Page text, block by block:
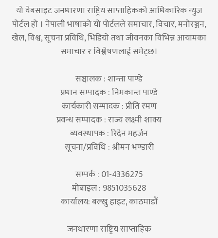
यो वेबसाइट जनधारणा राष्ट्रिय साप्ताहिकको आधिकारिक न्युज
पोर्टल हो । नेपाली भाषाको यो पोर्टलले समाचार, विचार, मनोरञ्जन,
खेल, विश्व, सूचना प्रविधि, भिडियो तथा जीवनका विभिन्न आयामका
समाचार र विश्लेषणलाई समेट्छ।
सञ्चालक : शान्ता पाण्डे
प्रधान सम्पादक : निमकान्त पाण्डे
कार्यकारी सम्पादक : प्रीति रमण
प्रवन्ध सम्पादक : राज्य लक्ष्मी शाक्य
ब्यवस्थापक : रिदेन महर्जन
सूचना/प्रविधि : श्रीमन भण्डारी
सम्पर्क : 01-4336275
मोबाइल : 9851035628
कार्यालय: बल्खु हाइट, काठमाडौं
जनधारणा राष्ट्रिय साप्ताहिक